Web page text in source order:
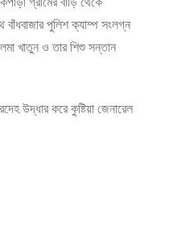
বাঁধবাজার পুলিশ ক্যাম্প সংলগ্ন
খাতুন ও তার শিশু সন্তান
উদ্ধার করে কুষ্টিয়া জেনারেল